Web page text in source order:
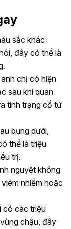
sắc khác
đây có thể là
chị có hiện
sau khi quan
tình trạng cổ tử
bụng dưới,
thể là triệu
trị.
nguyệt không
nhiễm hoặc
có các triệu
chậu, đây